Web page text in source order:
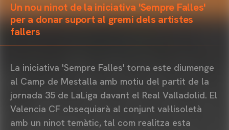
Un nou ninot de la iniciativa 'Sempre Falles'
per a donar suport al gremi dels artistes
fallers
La iniciativa 'Sempre Falles' torna este diumenge
al Camp de Mestalla amb motiu del partit de la
jornada 35 de LaLiga davant el Real Valladolid. El
Valencia CF obsequiarà al conjunt val·lisoletà
amb un ninot temàtic, tal com realitza esta